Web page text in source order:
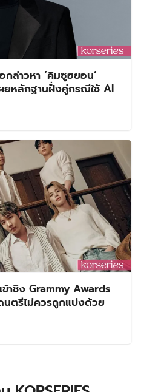
ล่าวหา ‘คิมซูฮยอน’
ยหลักฐานฝั่งคู่กรณีใช้ AI
ข้าชิง Grammy Awards
ตรีไม่ควรถูกแบ่งด้วย